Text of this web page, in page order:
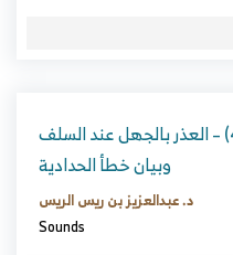
سلسلة اللقاءات الحوارية (46) – العذر بالجهل عند السلف
وبيان خطأ الحدادية
د. عبدالعزيز بن ريس الريس
Sounds